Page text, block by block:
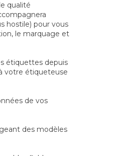
qualité
hostile) pour vous
le marquage et
étiquettes depuis
votre étiqueteuse
de vos
des modèles